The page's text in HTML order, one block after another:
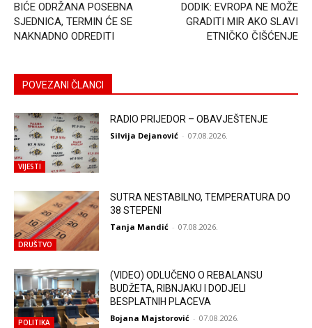
BIĆE ODRŽANA POSEBNA
SJEDNICA, TERMIN ĆE SE
NAKNADNO ODREDITI
DODIK: EVROPA NE MOŽE
GRADITI MIR AKO SLAVI
ETNIČKO ČIŠĆENJE
POVEZANI ČLANCI
VIJESTI
RADIO PRIJEDOR – OBAVJEŠTENJE
Silvija Dejanović - 07.08.2026.
DRUŠTVO
SUTRA NESTABILNO, TEMPERATURA DO
38 STEPENI
Tanja Mandić - 07.08.2026.
POLITIKA
(VIDEO) ODLUČENO O REBALANSU
BUDŽETA, RIBNJAKU I DODJELI
BESPLATNIH PLACEVA
Bojana Majstorović - 07.08.2026.